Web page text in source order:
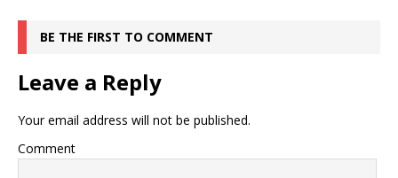
BE THE FIRST TO COMMENT
Leave a Reply
Your email address will not be published.
Comment